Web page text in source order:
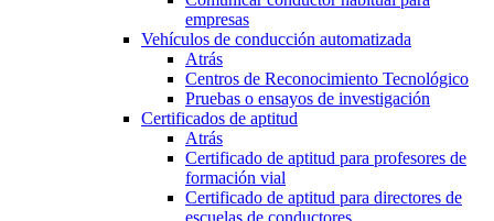
empresas
Vehículos de conducción automatizada
Atrás
Centros de Reconocimiento Tecnológico
Pruebas o ensayos de investigación
Certificados de aptitud
Atrás
Certificado de aptitud para profesores de
formación vial
Certificado de aptitud para directores de